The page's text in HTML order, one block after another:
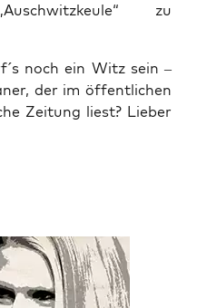
zu
noch ein Witz sein –
der im öffent­li­chen
Zei­tung liest? Lie­ber